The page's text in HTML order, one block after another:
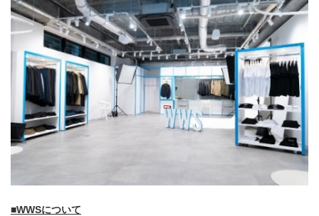
■WWSについて